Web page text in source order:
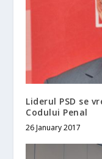
Liderul PSD se
Codului Penal
26 January 2017